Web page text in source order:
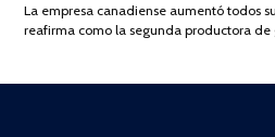
La empresa canadiense aumentó todos
reafirma como la segunda productora de